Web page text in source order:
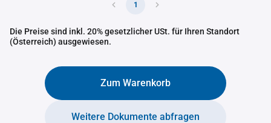
1
Die Preise sind inkl. 20% gesetzlicher USt. für Ihren Standort
(Österreich) ausgewiesen.
Zum Warenkorb
Weitere Dokumente abfragen